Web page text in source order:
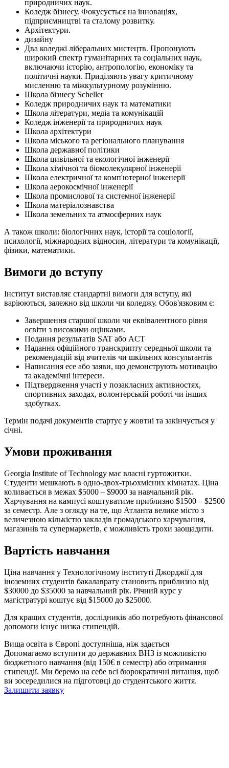
природничих наук.
Коледж бізнесу. Фокусується на інноваціях,
підприємництві та сталому розвитку.
Архітектури.
дизайну
Два коледжі ліберальних мистецтв. Пропонують
широкий спектр гуманітарних та соціальних наук,
включаючи історію, антропологію, економіку та
політичні науки. Приділяють увагу критичному
мисленню та міжкультурному розумінню.
Школа бізнесу Scheller
Коледж природничих наук та математики
Школа літератури, медіа та комунікацій
Коледж інженерії та природничих наук
Школа архітектури
Школа міського та регіонального планування
Школа державної політики
Школа цивільної та екологічної інженерії
Школа хімічної та біомолекулярної інженерії
Школа електричної та комп'ютерної інженерії
Школа аерокосмічної інженерії
Школа промислової та системної інженерії
Школа матеріалознавства
Школа земельних та атмосферних наук
А також школи: біологічних наук, історії та соціології,
психології, міжнародних відносин, літератури та комунікації,
фізики, математики.
Вимоги до вступу
Інститут виставляє стандартні вимоги для вступу, які
варіюються, залежно від школи чи коледжу. Обов'язковим є:
Завершення старшої школи чи еквівалентного рівня
освіти з високими оцінками.
Подання результатів SAT або ACT
Надання офіційного транскрипту середньої школи та
рекомендацій від вчителів чи шкільних консультантів
Написання есе або заяви, що демонструють мотивацію
та академічні інтереси.
Підтвердження участі у позакласних активностях,
спортивних заходах, волонтерській роботі чи інших
здобутках.
Термін подачі документів стартує у жовтні та закінчується у
січні.
Умови проживання
Georgia Institute of Technology має власні гуртожитки.
Студенти мешкають в одно-двох-трьохмісних кімнатах. Ціна
коливається в межах $5000 – $9000 за навчальний рік.
Харчування на кампусі коштуватиме приблизно $1500 – $2500
за семестр. Але з огляду на те, що Атланта велике місто з
величезною кількістю закладів громадського харчування,
магазинів та супермаркетів, є можливість трохи заощадити.
Вартість навчання
Ціна навчання у Технологічному інституті Джорджії для
іноземних студентів бакалаврату становить приблизно від
$30000 до $35000 за навчальний рік. Річний курс у
магістратурі коштує від $15000 до $25000.
Для кращих студентів, дослідників або потребують фінансової
допомоги існує низка стипендій.
Вища освіта в Європі доступніша, ніж здається
Допомагаємо вступити до державних ВНЗ із можливістю
бюджетного навчання (від 150€ в семестр) або отримання
стипендії. Ми беремо на себе всі бюрократичні питання, щоб
ви зосередилися на підготовці до студентського життя.
Залишити заявку